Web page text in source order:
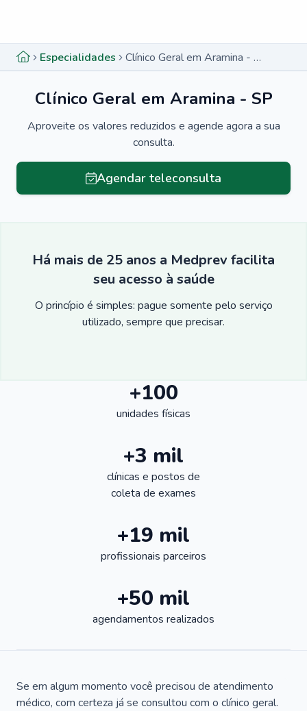
Especialidades Clínico Geral em Aramina - SP
Clínico Geral em Aramina - SP
Aproveite os valores reduzidos e agende agora a sua
consulta.
Agendar teleconsulta
Há mais de 25 anos a Medprev facilita
seu acesso à saúde
O princípio é simples: pague somente pelo serviço
utilizado, sempre que precisar.
+100
unidades físicas
+3 mil
clínicas e postos de
coleta de exames
+19 mil
profissionais parceiros
+50 mil
agendamentos realizados
Se em algum momento você precisou de atendimento
médico, com certeza já se consultou com o clínico geral.